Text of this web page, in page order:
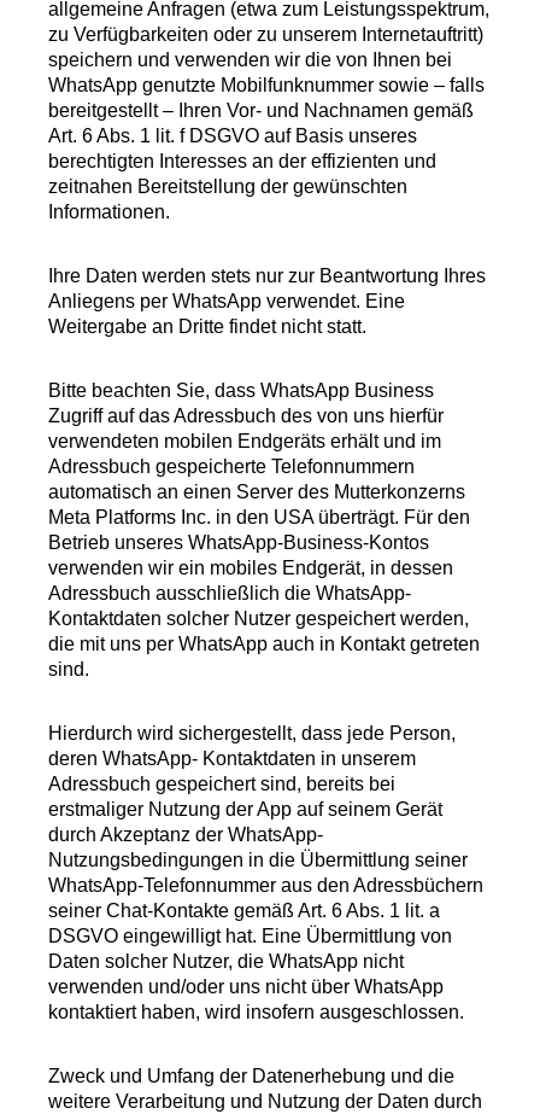
allgemeine Anfragen (etwa zum Leistungsspektrum,
zu Verfügbarkeiten oder zu unserem Internetauftritt)
speichern und verwenden wir die von Ihnen bei
WhatsApp genutzte Mobilfunknummer sowie – falls
bereitgestellt – Ihren Vor- und Nachnamen gemäß
Art. 6 Abs. 1 lit. f DSGVO auf Basis unseres
berechtigten Interesses an der effizienten und
zeitnahen Bereitstellung der gewünschten
Informationen.
Ihre Daten werden stets nur zur Beantwortung Ihres
Anliegens per WhatsApp verwendet. Eine
Weitergabe an Dritte findet nicht statt.
Bitte beachten Sie, dass WhatsApp Business
Zugriff auf das Adressbuch des von uns hierfür
verwendeten mobilen Endgeräts erhält und im
Adressbuch gespeicherte Telefonnummern
automatisch an einen Server des Mutterkonzerns
Meta Platforms Inc. in den USA überträgt. Für den
Betrieb unseres WhatsApp-Business-Kontos
verwenden wir ein mobiles Endgerät, in dessen
Adressbuch ausschließlich die WhatsApp-
Kontaktdaten solcher Nutzer gespeichert werden,
die mit uns per WhatsApp auch in Kontakt getreten
sind.
Hierdurch wird sichergestellt, dass jede Person,
deren WhatsApp- Kontaktdaten in unserem
Adressbuch gespeichert sind, bereits bei
erstmaliger Nutzung der App auf seinem Gerät
durch Akzeptanz der WhatsApp-
Nutzungsbedingungen in die Übermittlung seiner
WhatsApp-Telefonnummer aus den Adressbüchern
seiner Chat-Kontakte gemäß Art. 6 Abs. 1 lit. a
DSGVO eingewilligt hat. Eine Übermittlung von
Daten solcher Nutzer, die WhatsApp nicht
verwenden und/oder uns nicht über WhatsApp
kontaktiert haben, wird insofern ausgeschlossen.
Zweck und Umfang der Datenerhebung und die
weitere Verarbeitung und Nutzung der Daten durch